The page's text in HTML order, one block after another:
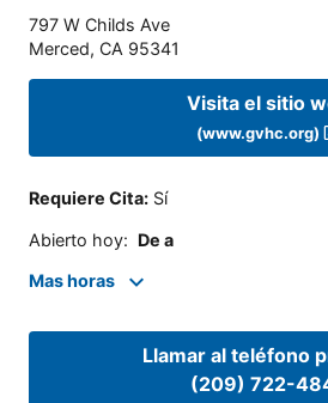
797 W Childs Ave
Merced, CA 95341
Visita el sitio
(www.gvhc.org)
Requiere Cita: Sí
Abierto hoy: De a
Mas horas
Llamar al teléfono
(209) 722-